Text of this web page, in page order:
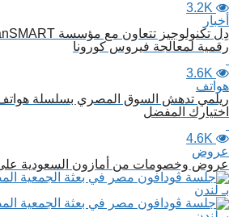
3.2K
أخبار
رقمية لمعالجة فيروس كورونا
3.6K
هواتف
اختيارك المفضل
4.6K
عروض
عروض وخصومات من أمازون السعودية على